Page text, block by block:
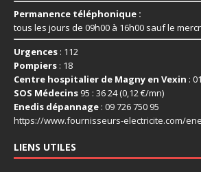
Permanence téléphonique :
tous les jours de 09h00 à 16h00 sauf le
Urgences : 112
Pompiers : 18
Centre hospitalier de Magny en Vexin :
SOS Médecins 95 : 36 24 (0,12 €/mn)
Enedis dépannage : 09 726 750 95
https://www.fournisseurs-electricite.com/
LIENS UTILES